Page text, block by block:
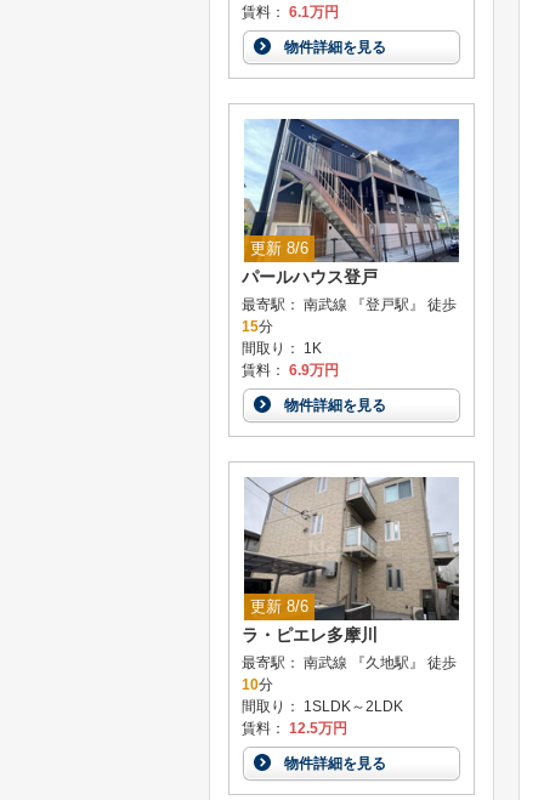
賃料： 6.1万円
物件詳細を見る
更新 8/6
パールハウス登戸
最寄駅： 南武線 『登戸駅』 徒歩
15分
間取り： 1K
賃料： 6.9万円
物件詳細を見る
更新 8/6
ラ・ピエレ多摩川
最寄駅： 南武線 『久地駅』 徒歩
10分
間取り： 1SLDK～2LDK
賃料： 12.5万円
物件詳細を見る